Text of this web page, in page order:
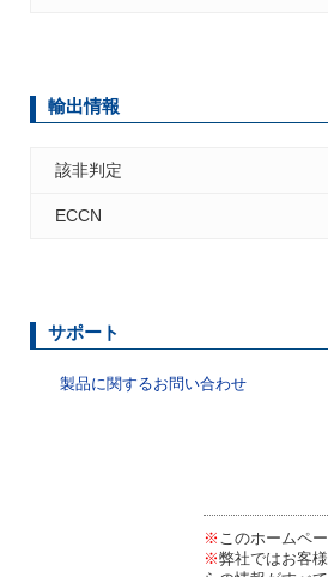
輸出情報
該非判定
ECCN
サポート
製品に関するお問い合わせ
※ このホームペ
※弊社ではお客